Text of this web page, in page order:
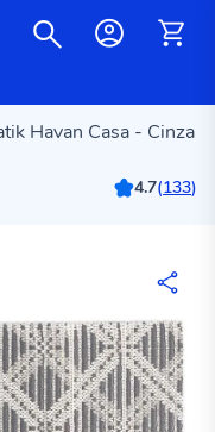
Havan Casa - Cinza
4.7(133)